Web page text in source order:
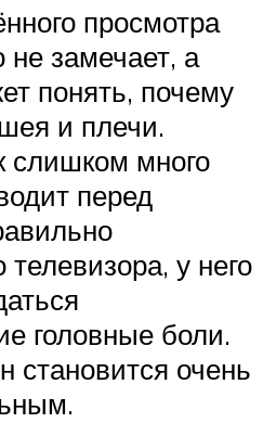
просмотра
не замечает, а
понять, почему
и плечи.
слишком много
перед
телевизора, у него
головные боли.
становится очень